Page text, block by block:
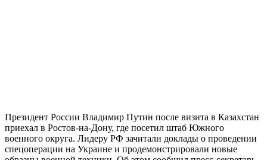
Президент России Владимир Путин после визита в Казахстан
приехал в Ростов-на-Дону, где посетил штаб Южного
военного округа. Лидеру РФ зачитали доклады о проведении
спецоперации на Украине и продемонстрировали новые